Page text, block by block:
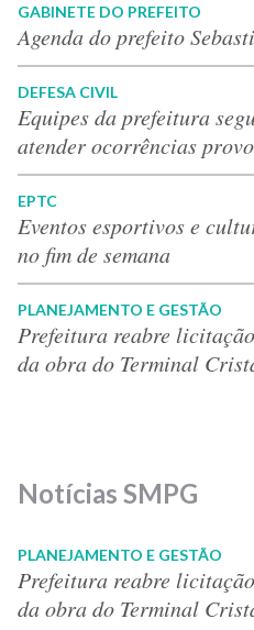
GABINETE DO PREFEITO
Agenda do prefeito
DEFESA CIVIL
Equipes da prefeitura
atender ocorrências
EPTC
Eventos esportivos e
no fim de semana
PLANEJAMENTO E GESTÃO
Prefeitura reabre
da obra do Terminal
Notícias SMPG
PLANEJAMENTO E GESTÃO
Prefeitura reabre
da obra do Terminal